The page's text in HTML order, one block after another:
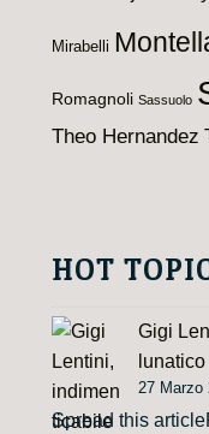
Mirabelli
Romagnoli Sassuolo
Theo Hernandez
HOT
Gigi
lunatico
27 Marzo
Spread this